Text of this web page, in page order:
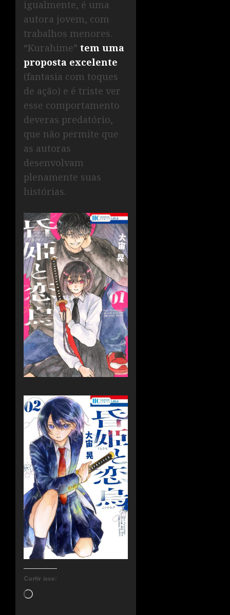
igualmente, é uma
autora jovem, com
trabalhos menores.
“Kurahime” tem uma
proposta excelente
(fantasia com toques
de ação) e é triste ver
esse comportamento
deveras predatório,
que não permite que
as autoras
desenvolvam
plenamente suas
histórias.
Curtir isso: